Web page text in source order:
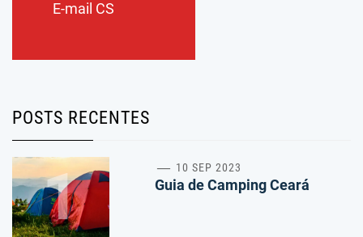
E-mail CS
POSTS RECENTES
1 10 SEP 2023
Guia de Camping Ceará